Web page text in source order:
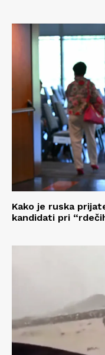
Kako je ruska
kandidati pri